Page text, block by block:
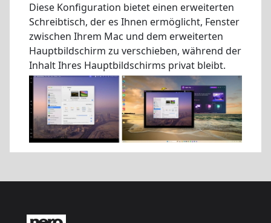
Diese Konfiguration bietet einen erweiterten
Schreibtisch, der es Ihnen ermöglicht, Fenster
zwischen Ihrem Mac und dem erweiterten
Hauptbildschirm zu verschieben, während der
Inhalt Ihres Hauptbildschirms privat bleibt.